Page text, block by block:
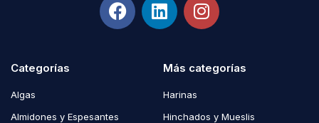
Categorías
Algas
Almidones y Espesantes
Más categorías
Harinas
Hinchados y Mueslis